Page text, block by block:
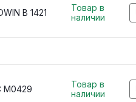
B 1421
Товар в
наличии
M0429
Товар в
наличии